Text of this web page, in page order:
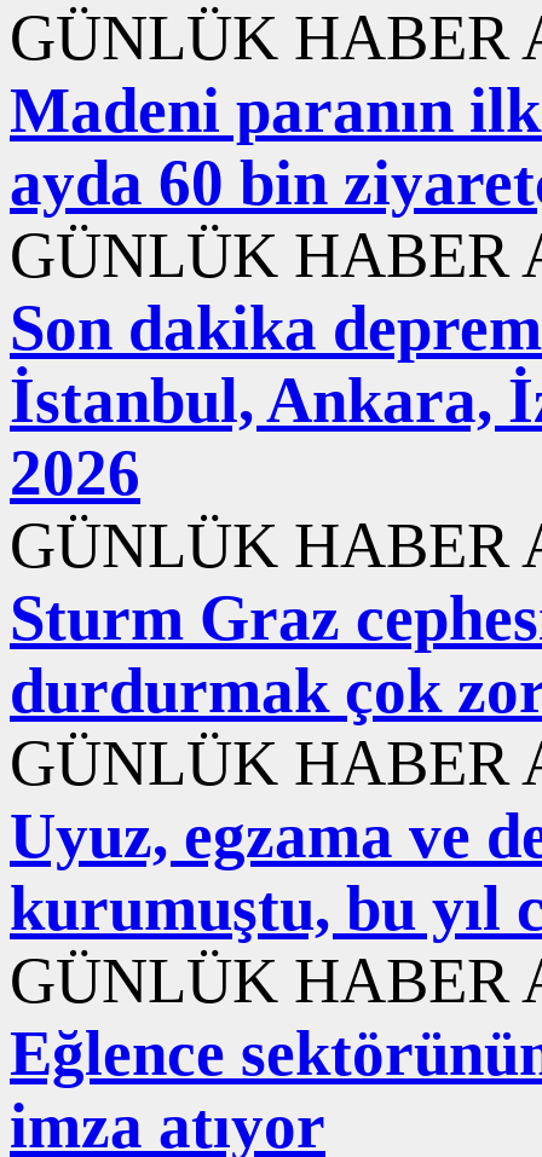
GÜNLÜK HABER
Madeni paranın
ayda 60 bin
GÜNLÜK HABER
Son dakika
İstanbul, Ankara,
2026
GÜNLÜK HABER
Sturm Graz
durdurmak çok
GÜNLÜK HABER
Uyuz, egzama ve
kurumuştu, bu yıl
GÜNLÜK HABER
Eğlence
imza atıyor